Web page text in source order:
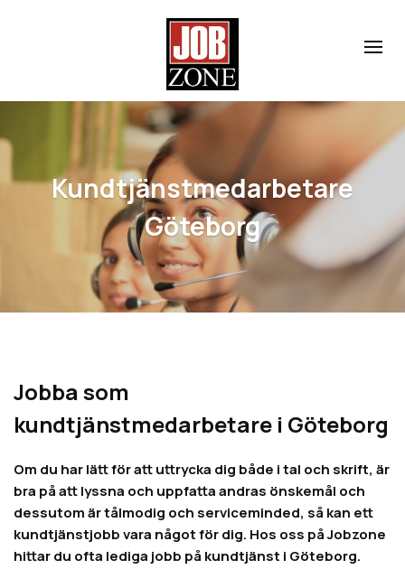
Kundtjänstmedarbetare
Göteborg
Jobba som
kundtjänstmedarbetare i Göteborg
Om du har lätt för att uttrycka dig både i tal och skrift, är
bra på att lyssna och uppfatta andras önskemål och
dessutom är tålmodig och serviceminded, så kan ett
kundtjänstjobb vara något för dig. Hos oss på Jobzone
hittar du ofta lediga jobb på kundtjänst i Göteborg.